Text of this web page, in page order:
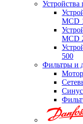
Устройства
MCD
MCD
500
Фильтры и